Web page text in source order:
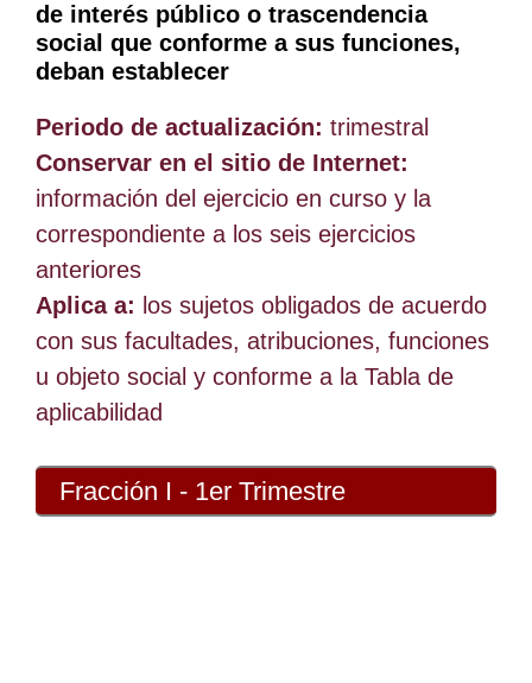
de interés público o trascendencia
social que conforme a sus funciones,
deban establecer
Periodo de actualización: trimestral
Conservar en el sitio de Internet:
información del ejercicio en curso y la
correspondiente a los seis ejercicios
anteriores
Aplica a: los sujetos obligados de acuerdo
con sus facultades, atribuciones, funciones
u objeto social y conforme a la Tabla de
aplicabilidad
Fracción I - 1er Trimestre